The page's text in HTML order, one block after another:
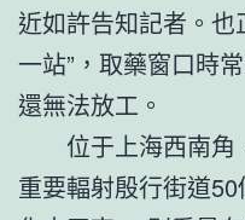
近如許告知記者。也
一站”，取藥窗口時
還無法放工。
位于上海西南
重要輻射殷行街道